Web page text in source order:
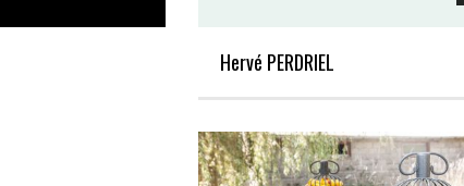
Hervé PERDRIEL